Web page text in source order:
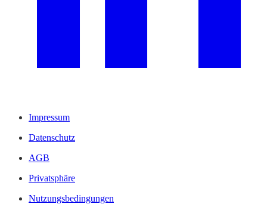
Impressum
Datenschutz
AGB
Privatsphäre
Nutzungsbedingungen